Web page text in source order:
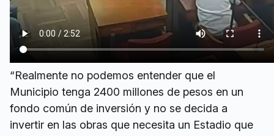
“Realmente no podemos entender que el
Municipio tenga 2400 millones de pesos en un
fondo común de inversión y no se decida a
invertir en las obras que necesita un Estadio que